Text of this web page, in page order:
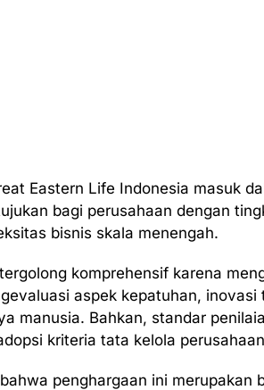
Eastern Life Indonesia masuk
bagi perusahaan dengan
bisnis skala menengah.
komprehensif karena
aspek kepatuhan, inovasi
manusia. Bahkan, standar
kriteria tata kelola
penghargaan ini merupakan